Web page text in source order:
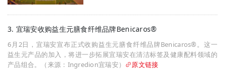
3. 宜瑞安收购益生元膳食纤维品牌Benicaros®
6月2日，宜瑞安宣布正式收购益生元膳食纤维品牌Benicaros®。这一
益生元产品的加入，将进一步拓展宜瑞安在清洁标签及健康配料领域的
产品组合。（来源：Ingredion宜瑞安）
原文链接